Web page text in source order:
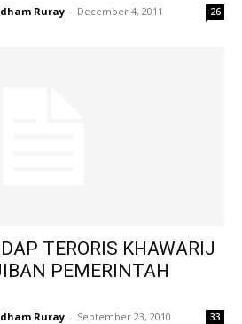
Ruray - December 4, 2011 26
TERORIS KHAWARIJ
PEMERINTAH
Ruray - September 23, 2010 33